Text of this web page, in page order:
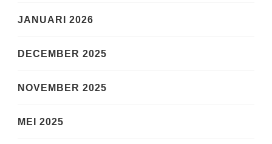
JANUARI 2026
DECEMBER 2025
NOVEMBER 2025
MEI 2025